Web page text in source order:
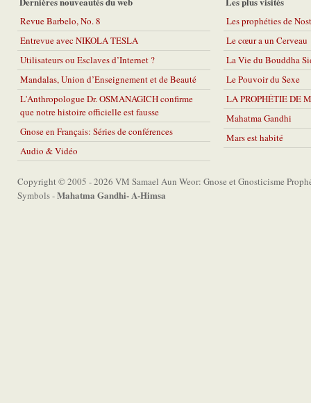
Revue Barbelo, No. 8
Entrevue avec NIKOLA TESLA
Utilisateurs ou Esclaves d’Internet ?
Mandalas, Union d’Enseignement et de Beauté
L'Anthropologue Dr. OSMANAGICH confirme
que notre histoire officielle est fausse
Gnose en Français: Séries de conférences
Audio & Vidéo
Les prophéties de
Le cœur a un Cerveau
La Vie du Bouddha
Le Pouvoir du Sexe
LA PROPHÉTIE DE
Mahatma Gandhi
Mars est habité
Copyright © 2005 - 2026 VM Samael Aun Weor: Gnose et Gnosticisme
Symbols -Mahatma Gandhi- A-Himsa